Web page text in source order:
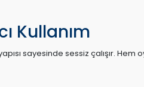
Kullanım
sayesinde sessiz çalışır.